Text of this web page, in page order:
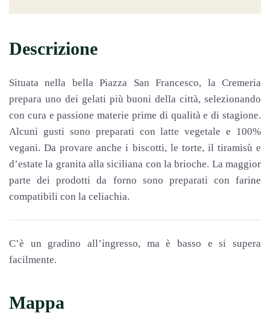
Descrizione
Situata nella bella Piazza San Francesco, la Cremeria
prepara uno dei gelati più buoni della città, selezionando
con cura e passione materie prime di qualità e di stagione.
Alcuni gusti sono preparati con latte vegetale e 100%
vegani. Da provare anche i biscotti, le torte, il tiramisù e
d’estate la granita alla siciliana con la brioche. La maggior
parte dei prodotti da forno sono preparati con farine
compatibili con la celiachia.
C’è un gradino all’ingresso, ma è basso e si supera
facilmente.
Mappa